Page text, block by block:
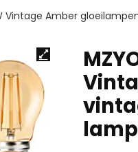
Vintage Amber